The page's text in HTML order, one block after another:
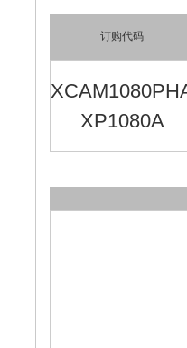
订购代码
XP1080A